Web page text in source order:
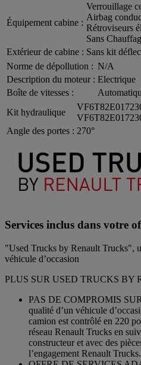
Équipement cabine :
Verrouillage
Airbag
Rétroviseurs
Sans
Extérieur de cabine : Sans kit
Norme de dépollution : N/A
Description du moteur : Electrique
Boîte de vitesses :
Kit hydraulique
Angle des portes : 270°
Services inclus dans votre
"Used Trucks by Renault Trucks",
véhicule d’occasion
PLUS SUR USED TRUCKS BY
PAS DE COMPROMIS
qualité d’un véhicule
camion est contrôlé en 220
réseau Renault Trucks en
constructeur et avec des
l’engagement Renault Trucks.